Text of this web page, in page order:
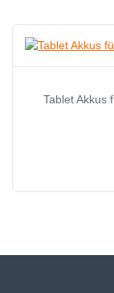
Tablet Akkus